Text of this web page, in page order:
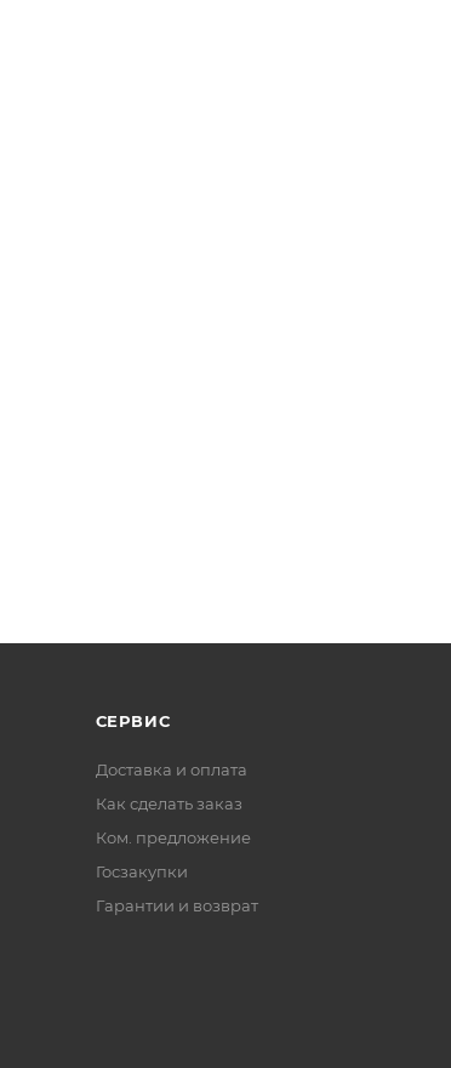
СЕРВИС
Доставка и оплата
Как сделать заказ
Ком. предложение
Госзакупки
Гарантии и возврат